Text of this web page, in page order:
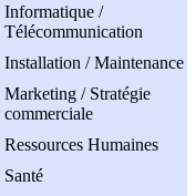
Informatique /
Télécommunication
Installation / Maintenance
Marketing / Stratégie
commerciale
Ressources Humaines
Santé